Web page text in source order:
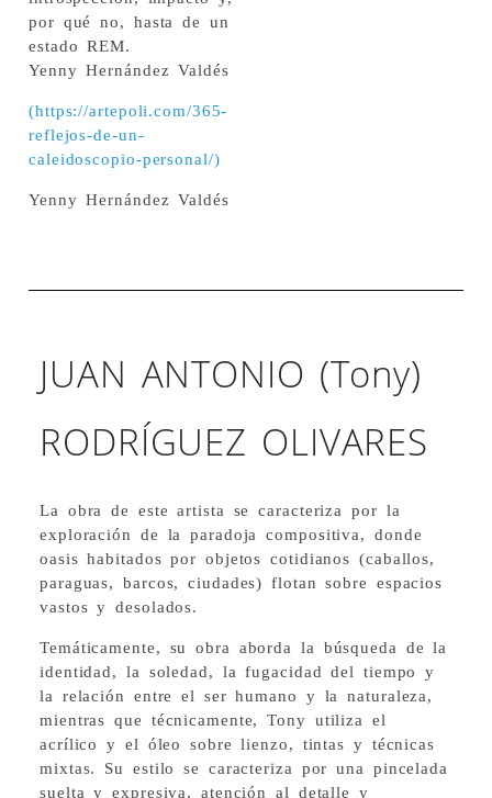
por qué no, hasta de un
estado REM.
Yenny Hernández Valdés
(https://artepoli.com/365-
reflejos-de-un-
caleidoscopio-personal/)
Yenny Hernández Valdés
JUAN ANTONIO (Tony)
RODRÍGUEZ OLIVARES
La obra de este artista se caracteriza por la
exploración de la paradoja compositiva, donde
oasis habitados por objetos cotidianos (caballos,
paraguas, barcos, ciudades) flotan sobre espacios
vastos y desolados.
Temáticamente, su obra aborda la búsqueda de la
identidad, la soledad, la fugacidad del tiempo y
la relación entre el ser humano y la naturaleza,
mientras que técnicamente, Tony utiliza el
acrílico y el óleo sobre lienzo, tintas y técnicas
mixtas. Su estilo se caracteriza por una pincelada
suelta y expresiva, atención al detalle y